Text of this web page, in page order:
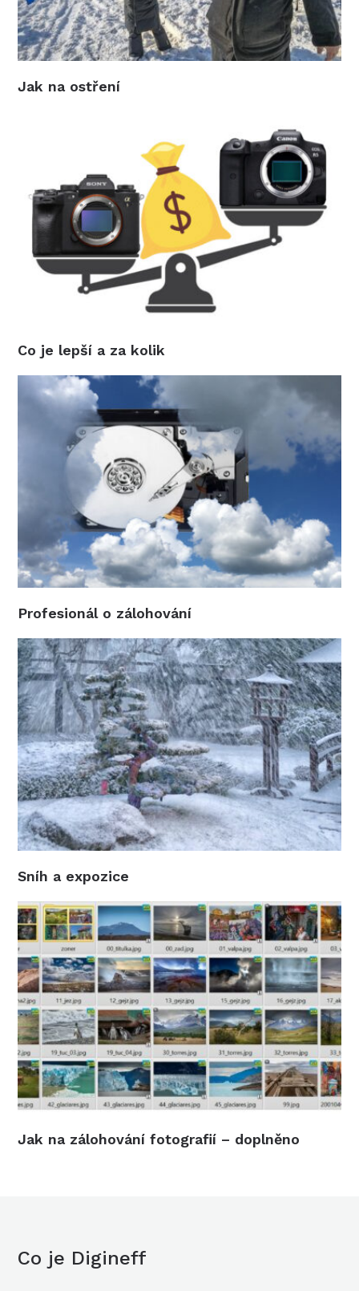
Jak na ostření
Co je lepší a za kolik
Profesionál o zálohování
Sníh a expozice
Jak na zálohování fotografií – doplněno
Co je Digineff